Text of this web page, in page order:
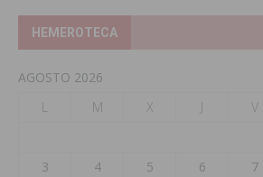
HEMEROTECA
AGOSTO 2026
L
M X J V
3
4 5 6 7